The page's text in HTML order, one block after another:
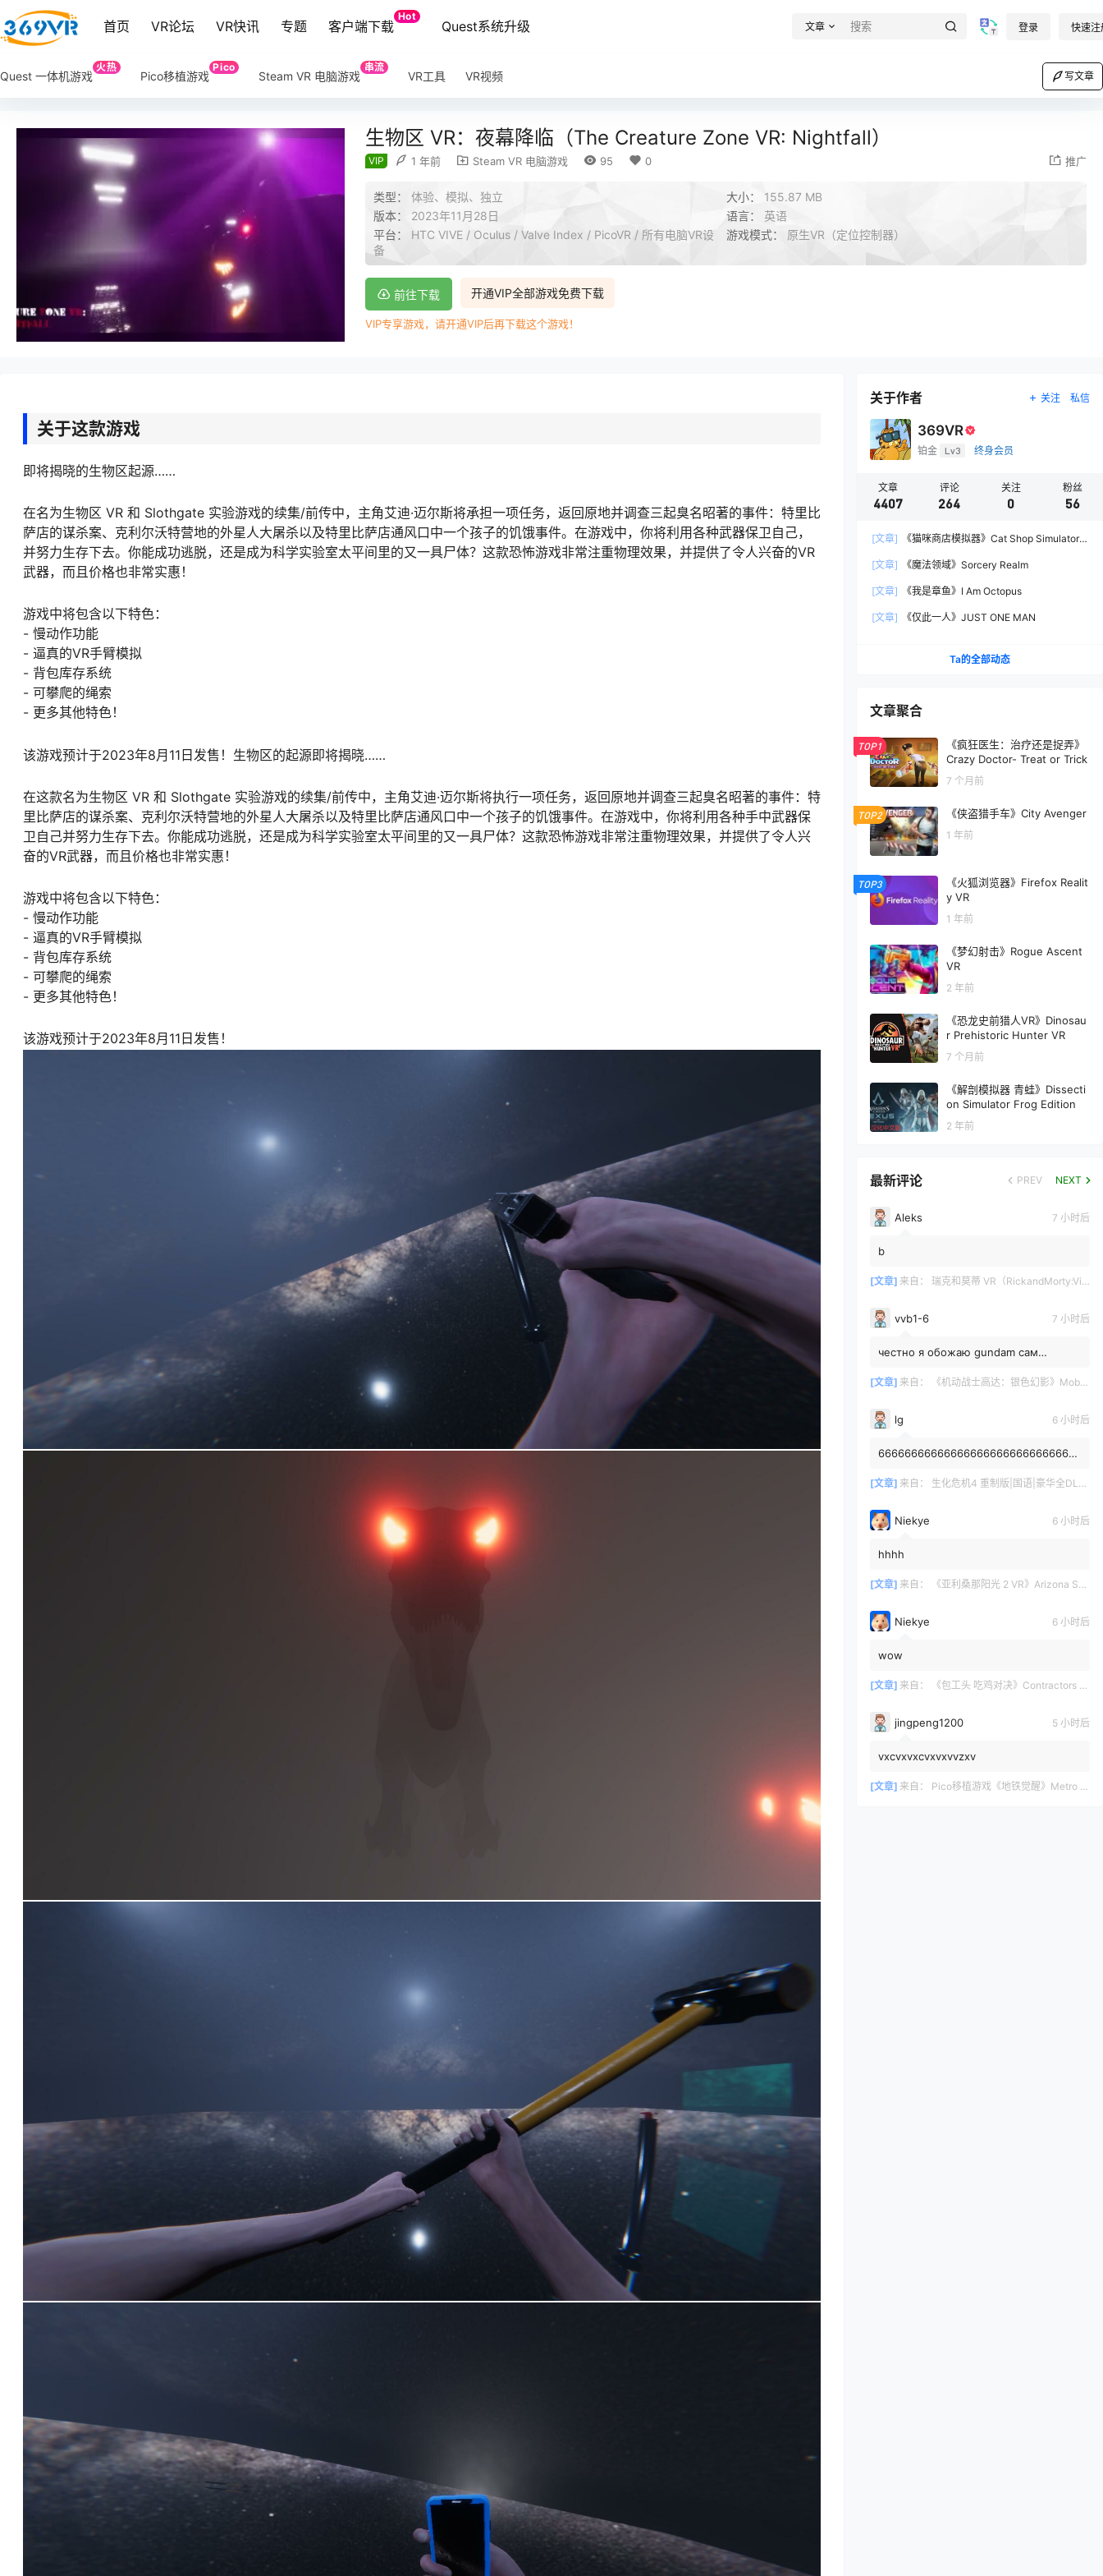
首页 VR论坛 VR快讯 专题 客户端下载
Hot
Quest系统升级 文章 登录 快速注
Quest 一体机游戏
火热
Pico移植游戏
Pico
Steam VR 电脑游戏
串流
VR工具 VR视频 写文章
生物区 VR：夜幕降临（The Creature Zone VR: Nightfall）
VIP 1 年前 Steam VR 电脑游戏 95 0 推广
类型： 体验、模拟、独立 大小： 155.87 MB
版本： 2023年11月28日 语言： 英语
平台： HTC VIVE / Oculus / Valve Index / PicoVR / 所有电脑VR设
备
游戏模式： 原生VR（定位控制器）
开通VIP全部游戏免费下载
前往下载
VIP专享游戏，请开通VIP后再下载这个游戏！
关于这款游戏
即将揭晓的生物区起源……
在名为生物区 VR 和 Slothgate 实验游戏的续集/前传中，主角艾迪·迈尔斯将承担一项任务，返回原地并调查三起臭名昭著的事件：特里比
萨店的谋杀案、克利尔沃特营地的外星人大屠杀以及特里比萨店通风口中一个孩子的饥饿事件。在游戏中，你将利用各种武器保卫自己，
并努力生存下去。你能成功逃脱，还是成为科学实验室太平间里的又一具尸体？这款恐怖游戏非常注重物理效果，并提供了令人兴奋的VR
武器，而且价格也非常实惠！
游戏中将包含以下特色：
- 慢动作功能
- 逼真的VR手臂模拟
- 背包库存系统
- 可攀爬的绳索
- 更多其他特色！
该游戏预计于2023年8月11日发售！生物区的起源即将揭晓……
在这款名为生物区 VR 和 Slothgate 实验游戏的续集/前传中，主角艾迪·迈尔斯将执行一项任务，返回原地并调查三起臭名昭著的事件：特
里比萨店的谋杀案、克利尔沃特营地的外星人大屠杀以及特里比萨店通风口中一个孩子的饥饿事件。在游戏中，你将利用各种手中武器保
卫自己并努力生存下去。你能成功逃脱，还是成为科学实验室太平间里的又一具尸体？这款恐怖游戏非常注重物理效果，并提供了令人兴
奋的VR武器，而且价格也非常实惠！
游戏中将包含以下特色：
- 慢动作功能
- 逼真的VR手臂模拟
- 背包库存系统
- 可攀爬的绳索
- 更多其他特色！
该游戏预计于2023年8月11日发售！
关于作者 关注 私信
369VR
铂金 Lv3 终身会员
文章
4407
评论
264
关注
0
粉丝
56
[文章]
《猫咪商店模拟器》Cat Shop Simulator:
[文章]
《魔法领域》Sorcery Realm
[文章] 《我是章鱼》I Am Octopus
[文章] 《仅此一人》JUST ONE MAN
Ta的全部动态
文章聚合
TOP1
《疯狂医生：治疗还是捉弄》
Crazy Doctor- Treat or Trick
7 个月前
TOP2 《侠盗猎手车》City Avenger
1 年前
TOP3
《火狐浏览器》Firefox Realit
y VR
1 年前
《梦幻射击》Rogue Ascent
VR
2 年前
《恐龙史前猎人VR》Dinosau
r Prehistoric Hunter VR
7 个月前
《解剖模拟器 青蛙》Dissecti
on Simulator Frog Edition
2 年前
最新评论 PREV NEXT
Aleks 7 小时后
b
[文章] 来自： 瑞克和莫蒂 VR（RickandMorty:VirtualRick-ality）
vvb1-6 7 小时后
честно я обожаю gundam сам
1/144 а так я пропустил хайп данно...
[文章] 来自： 《机动战士高达：银色幻影》Mobile Suit Gundam: Silver Phantom
lg 6 小时后
6666666666666666666666666666666
[文章] 来自： 生化危机4 重制版|国语|豪华全DLC（Resident Evil 4 VR）
Niekye 6 小时后
hhhh
[文章] 来自： 《亚利桑那阳光 2 VR》Arizona Sunshine® 2
Niekye 6 小时后
wow
[文章] 来自： 《包工头 吃鸡对决》Contractors Showdown
jingpeng1200 5 小时后
vxcvxvxcvxvxvvzxv
[文章] 来自： Pico移植游戏《地铁觉醒》Metro Awakening